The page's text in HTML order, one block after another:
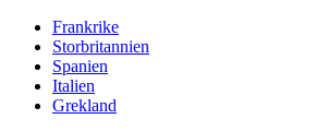
Frankrike
Storbritannien
Spanien
Italien
Grekland